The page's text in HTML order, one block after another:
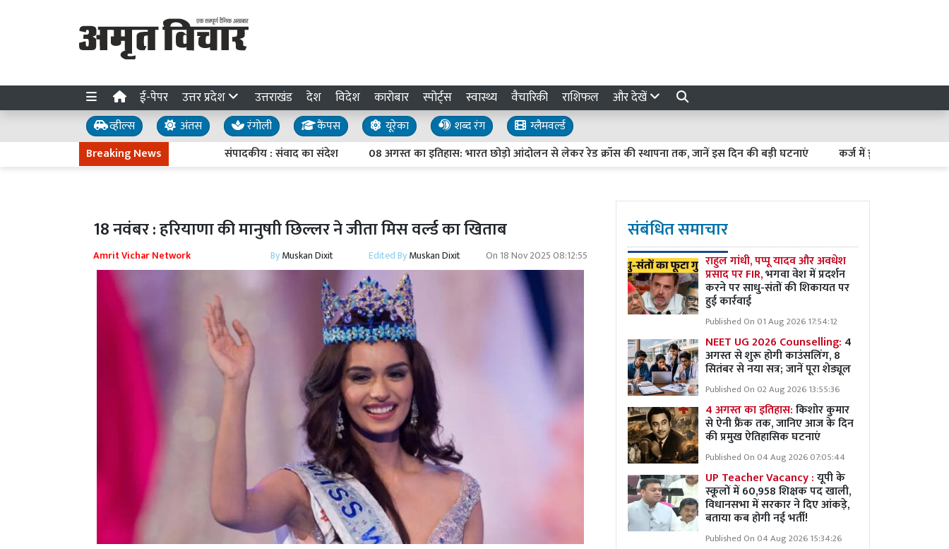
ई-पेपर उत्तर प्रदेश उत्तराखंड देश विदेश कारोबार स्पोर्ट्स स्वास्थ्य वैचारिकी राशिफल और देखें
व्हील्स अंतस रंगोली कैंपस यूरेका शब्द रंग
ग्लैमवर्ल्ड
Breaking News
संपादकीय : संवाद का संदेश 08 अगस्त का इतिहास: भारत छोड़ो आंदोलन से लेकर रेड क्रॉस की स्थापना तक, जानें इस दिन की बड़ी घटनाएं कर्ज में डूबते किसान कैसे बनें
18 नवंबर : हरियाणा की मानुषाी छिल्लर ने जीता मिस वर्ल्ड का खिताब
Amrit Vichar Network ByMuskan Dixit Edited ByMuskan Dixit On 18 Nov 2025 08:12:55
संबंधित समाचार
राहुल गांधी, पप्पू यादव और अवधेश
प्रसाद पर FIR,भगवा वेश में प्रदर्शन
करने पर साधु-संतों की शिकायत पर
हुई कार्रवाई
Published On 01 Aug 2026 17:54:12
NEET UG 2026 Counselling: 4
अगस्त से शुरू होगी काउंसलिंग, 8
सितंबर से नया सत्र; जानें पूरा शेड्यूल
Published On 02 Aug 2026 13:55:36
4 अगस्त का इतिहास:किशोर कुमार
से ऐनी फ्रैंक तक, जानिए आज के दिन
की प्रमुख ऐतिहासिक घटनाएं
Published On 04 Aug 2026 07:05:44
UP Teacher Vacancy :यूपी के
स्कूलों में 60,958 शिक्षक पद खाली,
विधानसभा में सरकार ने दिए आंकड़े,
बताया कब होगी नई भर्ती!
Published On 04 Aug 2026 15:34:26